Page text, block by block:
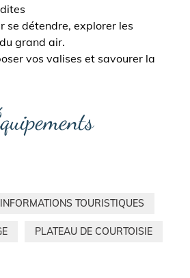
se détendre, explorer les
grand air.
vos valises et savourer la
INFORMATIONS TOURISTIQUES
PLATEAU DE COURTOISIE